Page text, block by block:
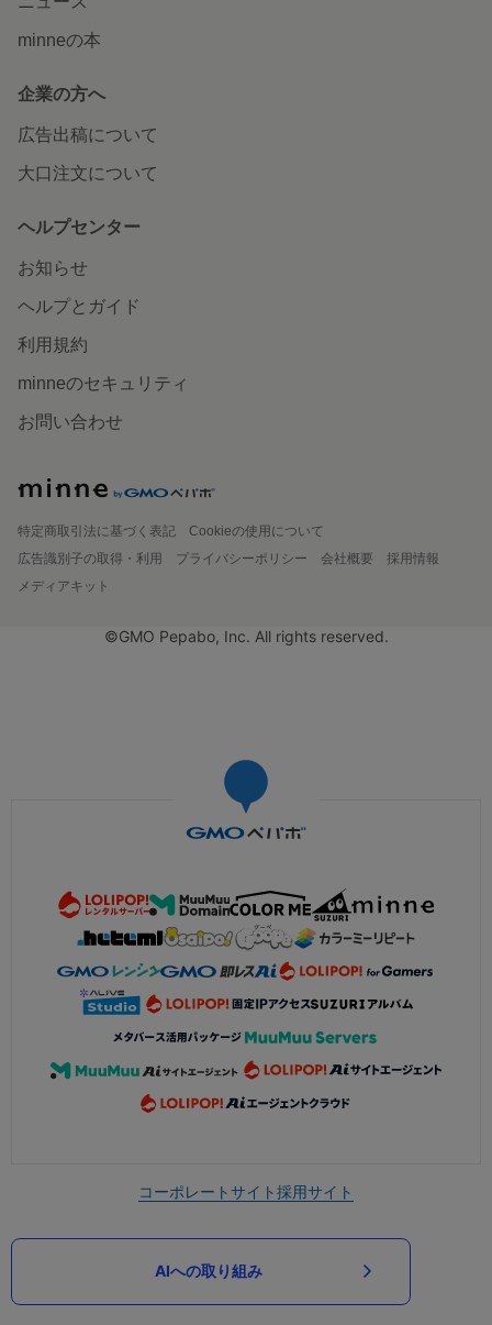
minneの本
企業の方へ
広告出稿について
大口注文について
ヘルプセンター
お知らせ
ヘルプとガイド
利用規約
minneのセキュリティ
お問い合わせ
特定商取引法に基づく表記
Cookieの使用について
広告識別子の取得・利用
プライバシーポリシー 会社概要
採用情報
メディアキット
©GMO Pepabo, Inc. All rights reserved.
コーポレートサイト採用サイト
AIへの取り組み